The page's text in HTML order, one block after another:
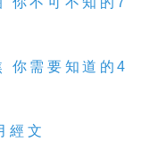
你需要知道的4
經文